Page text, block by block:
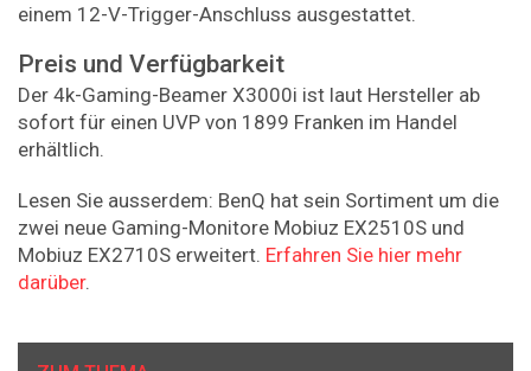
einem 12-V-Trigger-Anschluss ausgestattet.
Preis und Verfügbarkeit
Der 4k-Gaming-Beamer X3000i ist laut Hersteller ab
sofort für einen UVP von 1899 Franken im Handel
erhältlich.
Lesen Sie ausserdem: BenQ hat sein Sortiment um die
zwei neue Gaming-Monitore Mobiuz EX2510S und
Mobiuz EX2710S erweitert. Erfahren Sie hier mehr
darüber.